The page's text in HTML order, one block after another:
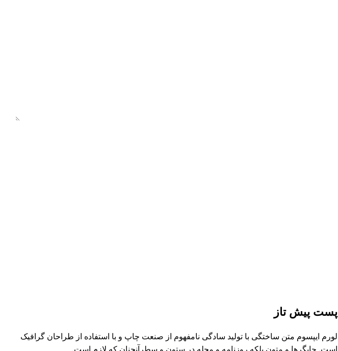
پست پیش تاز
لورم ایپسوم متن ساختگی با تولید سادگی نامفهوم از صنعت چاپ و با استفاده از طراحان گرافیک
است. چاپگرها و متون بلکه روزنامه و مجله در ستون و سطرآنچنان که لازم است.